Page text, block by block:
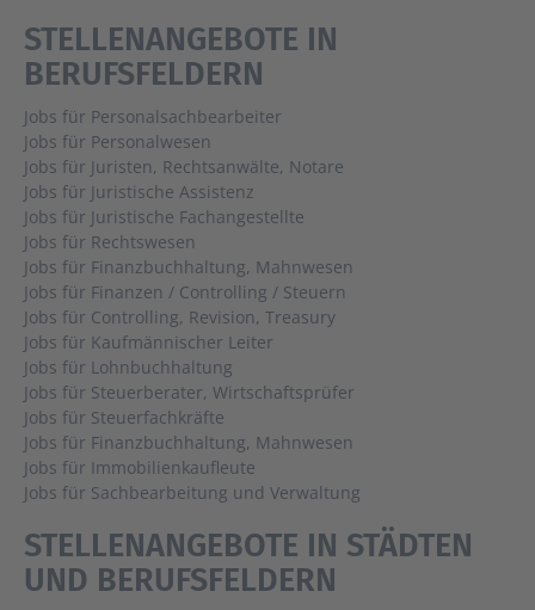
STELLENANGEBOTE IN
BERUFSFELDERN
Jobs für Personalsachbearbeiter
Jobs für Personalwesen
Jobs für Juristen, Rechtsanwälte, Notare
Jobs für Juristische Assistenz
Jobs für Juristische Fachangestellte
Jobs für Rechtswesen
Jobs für Finanzbuchhaltung, Mahnwesen
Jobs für Finanzen / Controlling / Steuern
Jobs für Controlling, Revision, Treasury
Jobs für Kaufmännischer Leiter
Jobs für Lohnbuchhaltung
Jobs für Steuerberater, Wirtschaftsprüfer
Jobs für Steuerfachkräfte
Jobs für Finanzbuchhaltung, Mahnwesen
Jobs für Immobilienkaufleute
Jobs für Sachbearbeitung und Verwaltung
STELLENANGEBOTE IN STÄDTEN
UND BERUFSFELDERN